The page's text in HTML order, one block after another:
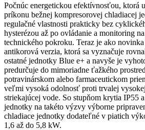
Počnúc energetickou efektívnosťou, ktorá
príkonu bežnej kompresorovej chladiacej
regulačné vlastnosti prakticky bez
hysterézou až po ovládanie a monitoring
technického pokroku. Teraz je ako
antikorová verzia, ktorá sa vyznačuje
ostatné jednotky Blue e+ a navyše je
predurčuje do mimoriadne ťažkého
potravinárskom alebo farmaceutickom
veľmi vysoká odolnosť proti trvalej
striekajúcej vode. So stupňom krytia IP55
jednotky na takéto výzvy výborne
chladiace jednotky dodateľné v piatich
1,6 až do 5,8 kW.